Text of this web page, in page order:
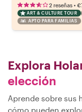
2 reseñas •
ART & CULTURE TOUR
APTO PARA FAMILIAS
Explora
elección
Aprende sobre sus
cómo pueden